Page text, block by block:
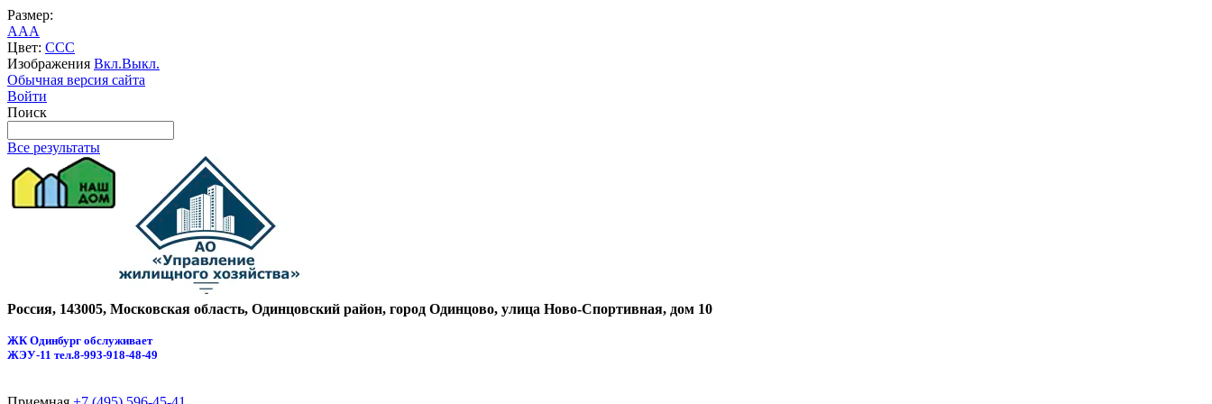
Размер:
AAA
Цвет: CCC
Изображения Вкл.Выкл.
Обычная версия сайта
Войти
Поиск
Все результаты
Россия, 143005, Московская область, Одинцовский район, город Одинцово, улица Ново-Спортивная, дом 10
ЖК Одинбург обслуживает
ЖЭУ-11 тел.8-993-918-48-49